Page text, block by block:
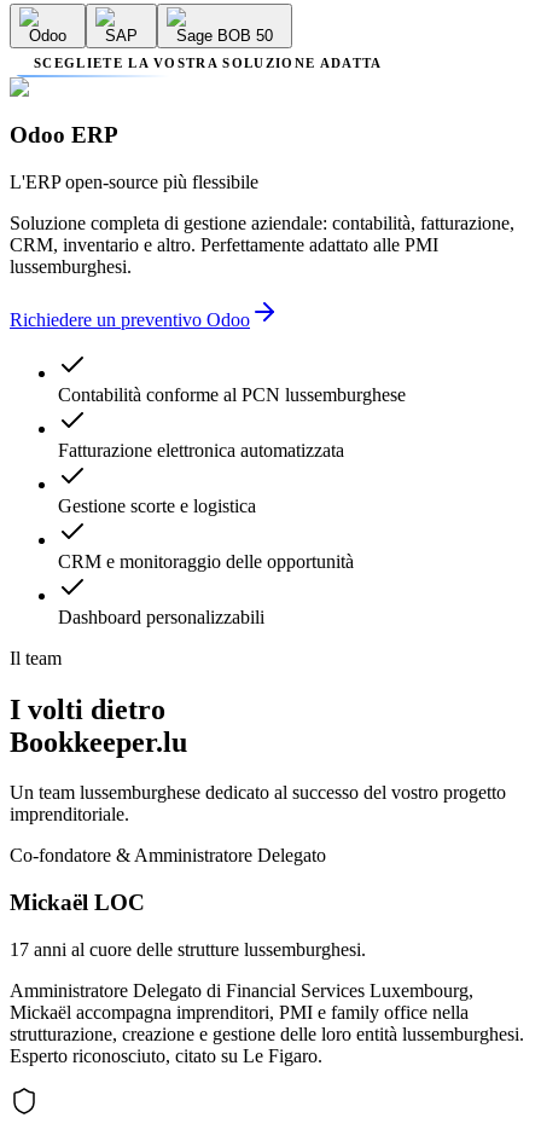
Odoo SAP Sage BOB 50
SCEGLIETE LA VOSTRA SOLUZIONE ADATTA
Odoo ERP
L'ERP open-source più flessibile
Soluzione completa di gestione aziendale: contabilità, fatturazione,
CRM, inventario e altro. Perfettamente adattato alle PMI
lussemburghesi.
Richiedere un preventivo Odoo
Contabilità conforme al PCN lussemburghese
Fatturazione elettronica automatizzata
Gestione scorte e logistica
CRM e monitoraggio delle opportunità
Dashboard personalizzabili
Il team
I volti dietro
Bookkeeper.lu
Un team lussemburghese dedicato al successo del vostro progetto
imprenditoriale.
Co-fondatore & Amministratore Delegato
Mickaël LOC
17 anni al cuore delle strutture lussemburghesi.
Amministratore Delegato di Financial Services Luxembourg,
Mickaël accompagna imprenditori, PMI e family office nella
strutturazione, creazione e gestione delle loro entità lussemburghesi.
Esperto riconosciuto, citato su Le Figaro.